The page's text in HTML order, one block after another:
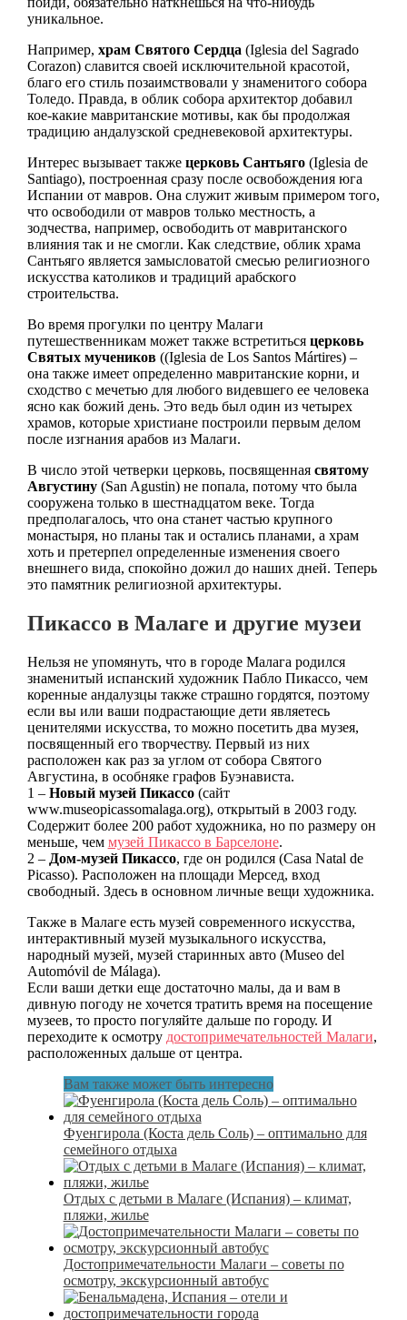
уникальное.
Например, храм Святого Сердца (Iglesia del Sagrado
Corazon) славится своей исключительной красотой,
благо его стиль позаимствовали у знаменитого собора
Толедо. Правда, в облик собора архитектор добавил
кое-какие мавританские мотивы, как бы продолжая
традицию андалузской средневековой архитектуры.
Интерес вызывает также церковь Сантьяго(Iglesia de
Santiago), построенная сразу после освобождения юга
Испании от мавров. Она служит живым примером того,
что освободили от мавров только местность, а
зодчества, например, освободить от мавританского
влияния так и не смогли. Как следствие, облик храма
Сантьяго является замысловатой смесью религиозного
искусства католиков и традиций арабского
строительства.
Во время прогулки по центру Малаги
путешественникам может также встретиться церковь
Святых мучеников((Iglesia de Los Santos Mártires) –
она также имеет определенно мавританские корни, и
сходство с мечетью для любого видевшего ее человека
ясно как божий день. Это ведь был один из четырех
храмов, которые христиане построили первым делом
после изгнания арабов из Малаги.
В число этой четверки церковь, посвященная святому
Августину(San Agustin) не попала, потому что была
сооружена только в шестнадцатом веке. Тогда
предполагалось, что она станет частью крупного
монастыря, но планы так и остались планами, а храм
хоть и претерпел определенные изменения своего
внешнего вида, спокойно дожил до наших дней. Теперь
это памятник религиозной архитектуры.
Пикассо в Малаге и другие музеи
Нельзя не упомянуть, что в городе Малага родился
знаменитый испанский художник Пабло Пикассо, чем
коренные андалузцы также страшно гордятся, поэтому
если вы или ваши подрастающие дети являетесь
ценителями искусства, то можно посетить два музея,
посвященный его творчеству. Первый из них
расположен как раз за углом от собора Святого
Августина, в особняке графов Буэнависта.
1 – Новый музей Пикассо(сайт
www.museopicassomalaga.org), открытый в 2003 году.
Содержит более 200 работ художника, но по размеру он
меньше, чем музей Пикассо в Барселоне.
2 – Дом-музей Пикассо, где он родился (Casa Natal de
Picasso). Расположен на площади Мерсед, вход
свободный. Здесь в основном личные вещи художника.
Также в Малаге есть музей современного искусства,
интерактивный музей музыкального искусства,
народный музей, музей старинных авто (Museo del
Automóvil de Málaga).
Если ваши детки еще достаточно малы, да и вам в
дивную погоду не хочется тратить время на посещение
музеев, то просто погуляйте дальше по городу. И
переходите к осмотру достопримечательностей Малаги,
расположенных дальше от центра.
Вам также может быть интересно
Фуенгирола (Коста дель Соль) – оптимально для
семейного отдыха
Отдых с детьми в Малаге (Испания) – климат,
пляжи, жилье
Достопримечательности Малаги – советы по
осмотру, экскурсионный автобус